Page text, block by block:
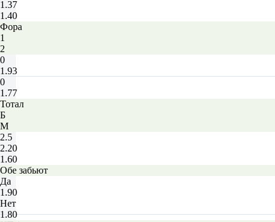
1.37
1.40
Фора
1
2
0
1.93
0
1.77
Тотал
Б
М
2.5
2.20
1.60
Обе забьют
Да
1.90
Нет
1.80